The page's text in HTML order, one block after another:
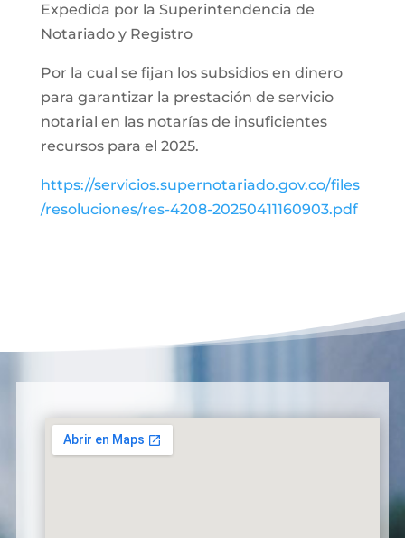
Expedida por la Superintendencia de
Notariado y Registro
Por la cual se fijan los subsidios en dinero
para garantizar la prestación de servicio
notarial en las notarías de insuficientes
recursos para el 2025.
https://servicios.supernotariado.gov.co/files
/resoluciones/res-4208-20250411160903.pdf